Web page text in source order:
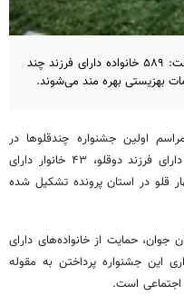
زنجان-سرپرست بهزیستی استان زنجان گفت: ۵۸۹ خانواده دارای فرزند چند
بهزیستی بهره مند می‌شوند.
اولین جشنواره چندقلوها در
استان، افزود: هم اکنون برای ۵۴۲ خانواده دارای فرزند دوقلو، ۴۳ خانوار دارای
قلو در استان پرونده تشکیل شده
جوان، حمایت از خانواده‌های دارای
این جشنواره پرداختن به مقوله
است.